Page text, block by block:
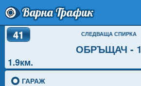
Варна Трафик
Спирка
Разписание
41 СЛЕДВАЩА СПИРКА
ОБРЪЩАЧ - 1
1.9км.
ГАРАЖ